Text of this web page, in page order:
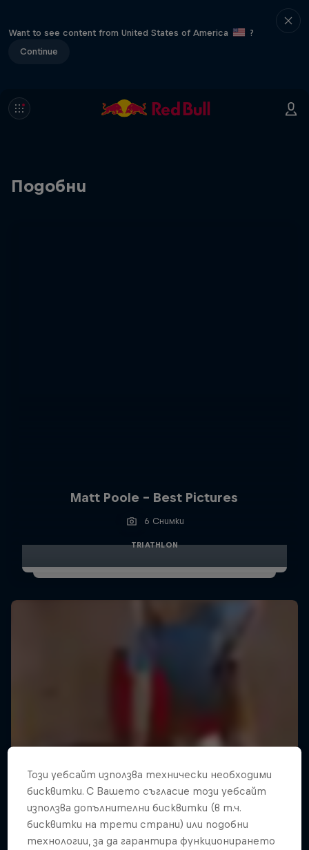
Want to see content from United States of America
?
Continue
Подобни
Matt Poole - Best Pictures
6 Снимки
TRIATHLON
Този уебсайт използва технически необходими
бисквитки. С Вашето съгласие този уебсайт
използва допълнителни бисквитки (в т.ч.
бисквитки на трети страни) или подобни
технологии, за да гарантира функционирането